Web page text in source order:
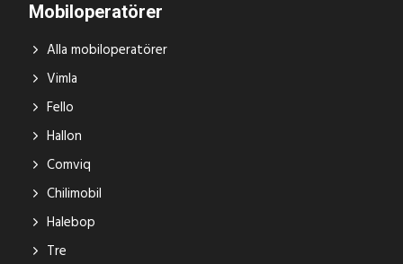
Mobiloperatörer
Alla mobiloperatörer
Vimla
Fello
Hallon
Comviq
Chilimobil
Halebop
Tre